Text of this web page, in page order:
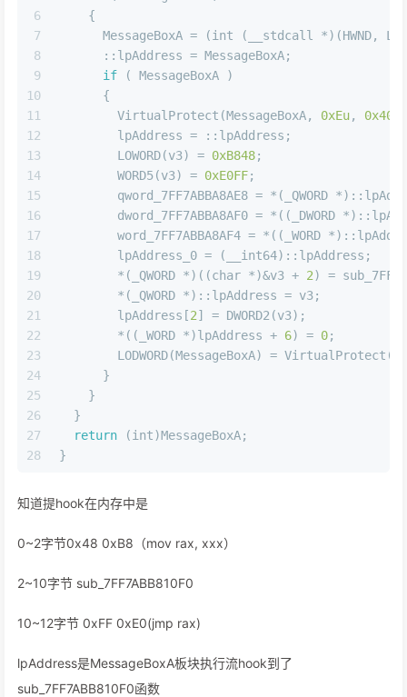
6
7
8
9
10
11
12
13
14
15
16
17
18
19
20
21
22
23
24
25
26
27
28
    {
      MessageBoxA = (
int (__stdcall *)(HWND,
      ::lpAddress = MessageBoxA;
if ( MessageBoxA )
      {
        VirtualProtect(MessageBoxA,
0xEu, 0x40u
        lpAddress = ::lpAddress;
        LOWORD(v3) =
0xB848;
        WORD5(v3) =
0xE0FF;
qword_7FF7ABBA8AE8 = *(_QWORD
dword_7FF7ABBA8AF0 = *((_DWORD
word_7FF7ABBA8AF4 = *((_WORD
        lpAddress_0 = (__int64)::lpAddress;
        *(_QWORD *)((
char *)&v3 + 2) =
        *(_QWORD *)::lpAddress = v3;
        lpAddress[
2] = DWORD2(v3);
        *((_WORD *)lpAddress +
6) = 0;
LODWORD(MessageBoxA) =
      }
    }
  }
return (int)MessageBoxA;
}
知道提hook在内存中是
0~2字节0x48 0xB8（mov rax, xxx）
2~10字节 sub_7FF7ABB810F0
10~12字节 0xFF 0xE0(jmp rax)
lpAddress是MessageBoxA板块执行流hook到了
sub_7FF7ABB810F0函数